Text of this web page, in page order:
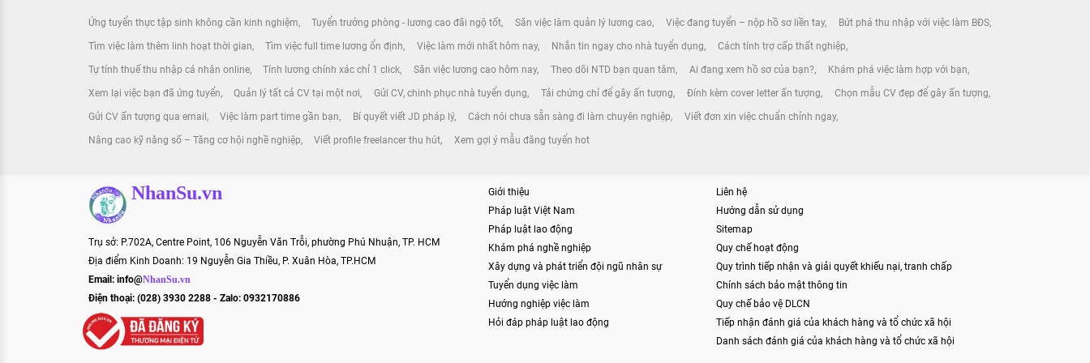
Ứng tuyển thực tập sinh không cần kinh nghiệm Tuyển trưởng phòng - lương cao đãi ngộ tốt Săn việc làm quản lý lương cao Việc đang tuyển – nộp hồ sơ liền tay Bứt phá thu nhập với việc làm BĐS
Tìm việc làm thêm linh hoạt thời gian Tìm việc full time lương ổn định Việc làm mới nhất hôm nay Nhắn tin ngay cho nhà tuyển dụng Cách tính trợ cấp thất nghiệp
Tự tính thuế thu nhập cá nhân online Tính lương chính xác chỉ 1 click Săn việc lương cao hôm nay Theo dõi NTD bạn quan tâm Ai đang xem hồ sơ của bạn? Khám phá việc làm hợp với bạn
Xem lại việc bạn đã ứng tuyển Quản lý tất cả CV tại một nơi Gửi CV, chinh phục nhà tuyển dụng Tải chứng chỉ để gây ấn tượng Đính kèm cover letter ấn tượng Chọn mẫu CV đẹp để gây ấn tượng
Gửi CV ấn tượng qua email Việc làm part time gần bạn Bí quyết viết JD pháp lý Cách nói chưa sẵn sàng đi làm chuyên nghiệp Viết đơn xin việc chuẩn chỉnh ngay
Nâng cao kỹ năng số – Tăng cơ hội nghề nghiệp Viết profile freelancer thu hút Xem gợi ý mẫu đăng tuyển hot
NhanSu.vn
Trụ sở: P.702A, Centre Point, 106 Nguyễn Văn Trỗi, phường Phú Nhuận, TP. HCM
Địa điểm Kinh Doanh: 19 Nguyễn Gia Thiều, P. Xuân Hòa, TP.HCM
Email: info@NhanSu.vn
Điện thoại: (028) 3930 2288 - Zalo: 0932170886
Giới thiệu
Pháp luật Việt Nam
Pháp luật lao động
Khám phá nghề nghiệp
Xây dựng và phát triển đội ngũ nhân sự
Tuyển dụng việc làm
Hướng nghiệp việc làm
Hỏi đáp pháp luật lao động
Liên hệ
Hướng dẫn sử dụng
Sitemap
Quy chế hoạt động
Quy trình tiếp nhận và giải quyết khiếu nại, tranh chấp
Chính sách bảo mật thông tin
Quy chế bảo vệ DLCN
Tiếp nhận đánh giá của khách hàng và tổ chức xã hội
Danh sách đánh giá của khách hàng và tổ chức xã hội